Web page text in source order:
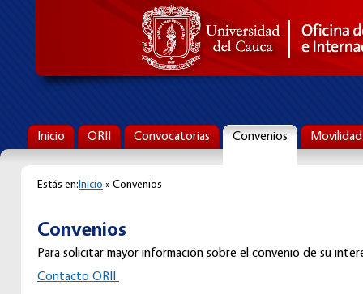
Inicio ORII Convocatorias Convenios Movilidad
Estás en:Inicio » Convenios
Convenios
Para solicitar mayor información sobre el convenio de su
Contacto ORII